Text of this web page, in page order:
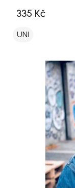
335 Kč
UNI